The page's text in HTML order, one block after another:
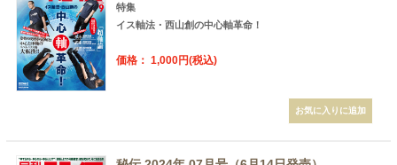
特集
イス軸法・西山創の中心軸革命！
価格： 1,000円(税込)